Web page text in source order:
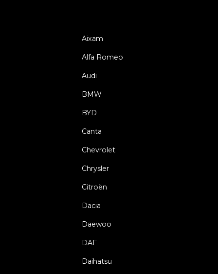
Aixam
Alfa Romeo
Audi
BMW
BYD
Canta
Chevrolet
Chrysler
Citroën
Dacia
Daewoo
DAF
Daihatsu